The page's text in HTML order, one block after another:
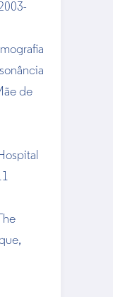
de